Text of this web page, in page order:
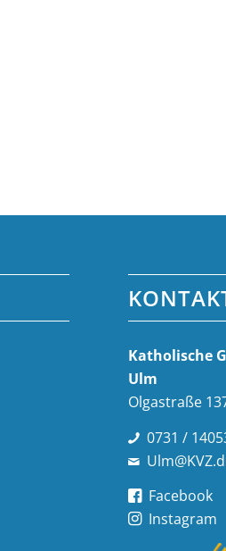
Katholische
Ulm
Olgastraße
0731 /
Facebook
Instagram